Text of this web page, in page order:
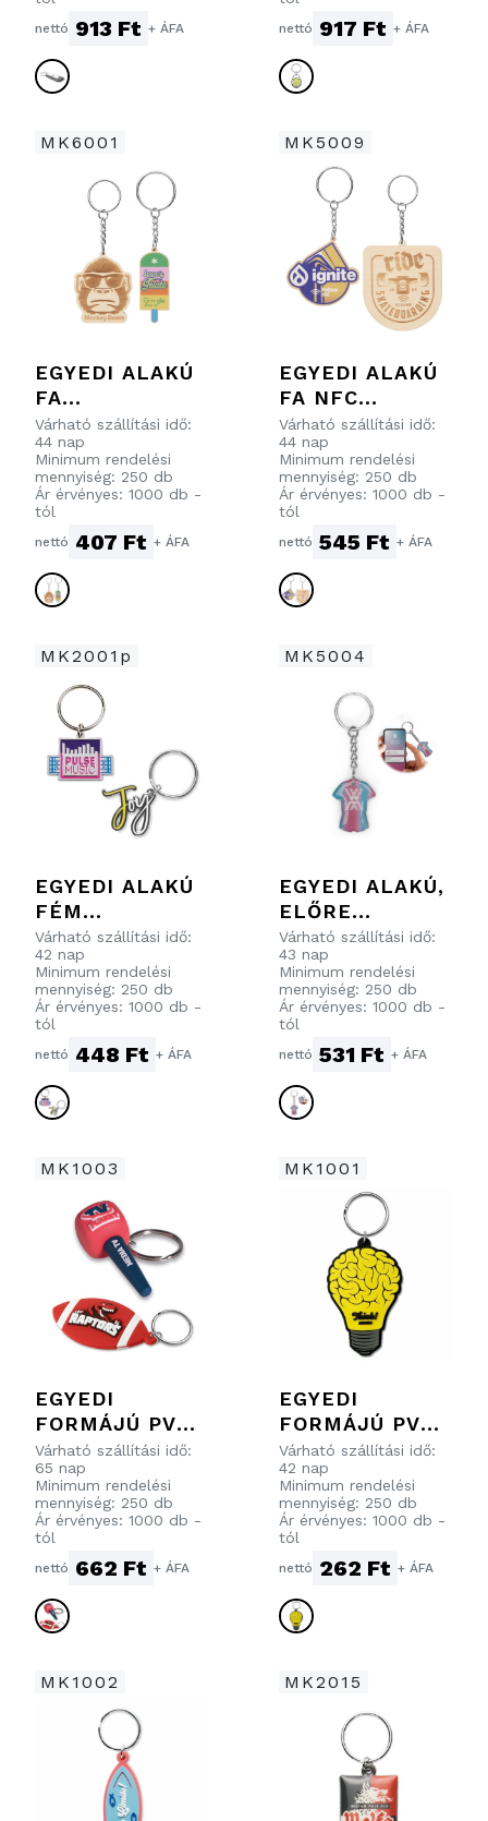
nettó 913 Ft + ÁFA
BEVÁSÁRLÓKOC
SI-ÉRMÉVEL
nettó 917 Ft + ÁFA
MK6001
EGYEDI ALAKÚ
FA
KULCSTARTÓ
Várható szállítási idő:
44 nap
Minimum rendelési
mennyiség: 250 db
Ár érvényes: 1000 db -
tól
nettó 407 Ft + ÁFA
MK5009
EGYEDI ALAKÚ
FA NFC
KULCSTARTÓ
Várható szállítási idő:
44 nap
Minimum rendelési
mennyiség: 250 db
Ár érvényes: 1000 db -
tól
nettó 545 Ft + ÁFA
MK2001p
EGYEDI ALAKÚ
FÉM
KULCSTARTÓK.
2 LÉPÉSBEN A
LEGMEGFELEL
ŐBB MODELL
KIVÁLASZTÁSÁ
HOZ.
Várható szállítási idő:
42 nap
Minimum rendelési
mennyiség: 250 db
Ár érvényes: 1000 db -
tól
nettó 448 Ft + ÁFA
MK5004
EGYEDI ALAKÚ,
ELŐRE
PROGRAMOZOT
T NFC
KULCSTARTÓ
MŰGYANTÁVAL
Várható szállítási idő:
43 nap
Minimum rendelési
mennyiség: 250 db
Ár érvényes: 1000 db -
tól
nettó 531 Ft + ÁFA
MK1003
EGYEDI
FORMÁJÚ PVC
KULCSTARTÓ
AZ ÖN 3D
DIZÁJNJA
SZERINT
Várható szállítási idő:
65 nap
Minimum rendelési
mennyiség: 250 db
Ár érvényes: 1000 db -
tól
nettó 662 Ft + ÁFA
MK1001
EGYEDI
FORMÁJÚ PVC
KULCSTARTÓ
AZ ÖN
LOGÓJÁVAL AZ
EGYIK
OLDALON
Várható szállítási idő:
42 nap
Minimum rendelési
mennyiség: 250 db
Ár érvényes: 1000 db -
tól
nettó 262 Ft + ÁFA
MK1002 MK2015